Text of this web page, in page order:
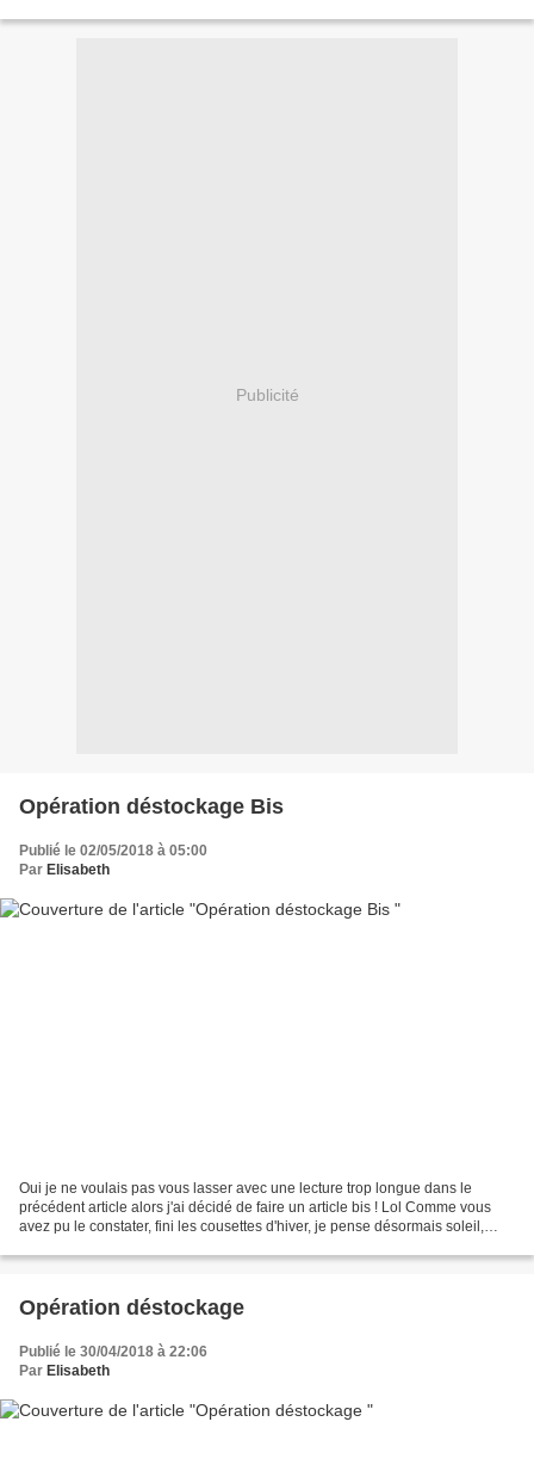
Publicité
Opération déstockage Bis
Publié le 02/05/2018 à 05:00
Par Elisabeth
Oui je ne voulais pas vous lasser avec une lecture trop longue dans le
précédent article alors j'ai décidé de faire un article bis ! Lol Comme vous
avez pu le constater, fini les cousettes d'hiver, je pense désormais soleil,
Opération déstockage
Publié le 30/04/2018 à 22:06
Par Elisabeth